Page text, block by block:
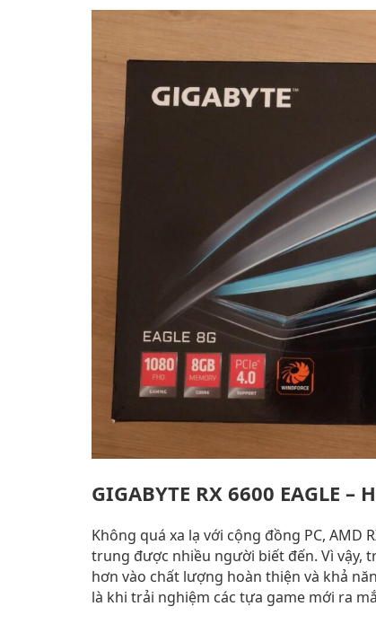
GIGABYTE RX 6600 EAGLE
Không quá xa lạ với cộng đồng PC,
trung được nhiều người biết đến. Vì vậy,
hơn vào chất lượng hoàn thiện và khả
là khi trải nghiệm các tựa game mới ra